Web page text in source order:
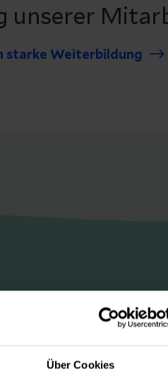
Über Cookies
unserer
starke Weiterbildung